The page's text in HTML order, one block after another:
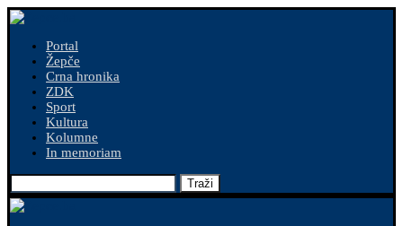
Portal
Žepče
Crna hronika
ZDK
Sport
Kultura
Kolumne
In memoriam
Traži